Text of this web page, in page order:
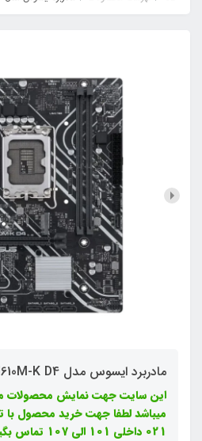
مادربرد ایسوس مدل PRIME H610M-K D4
این سایت جهت نمایش محصولات
021 داخلی 101 الی 107 تماس بگیرید